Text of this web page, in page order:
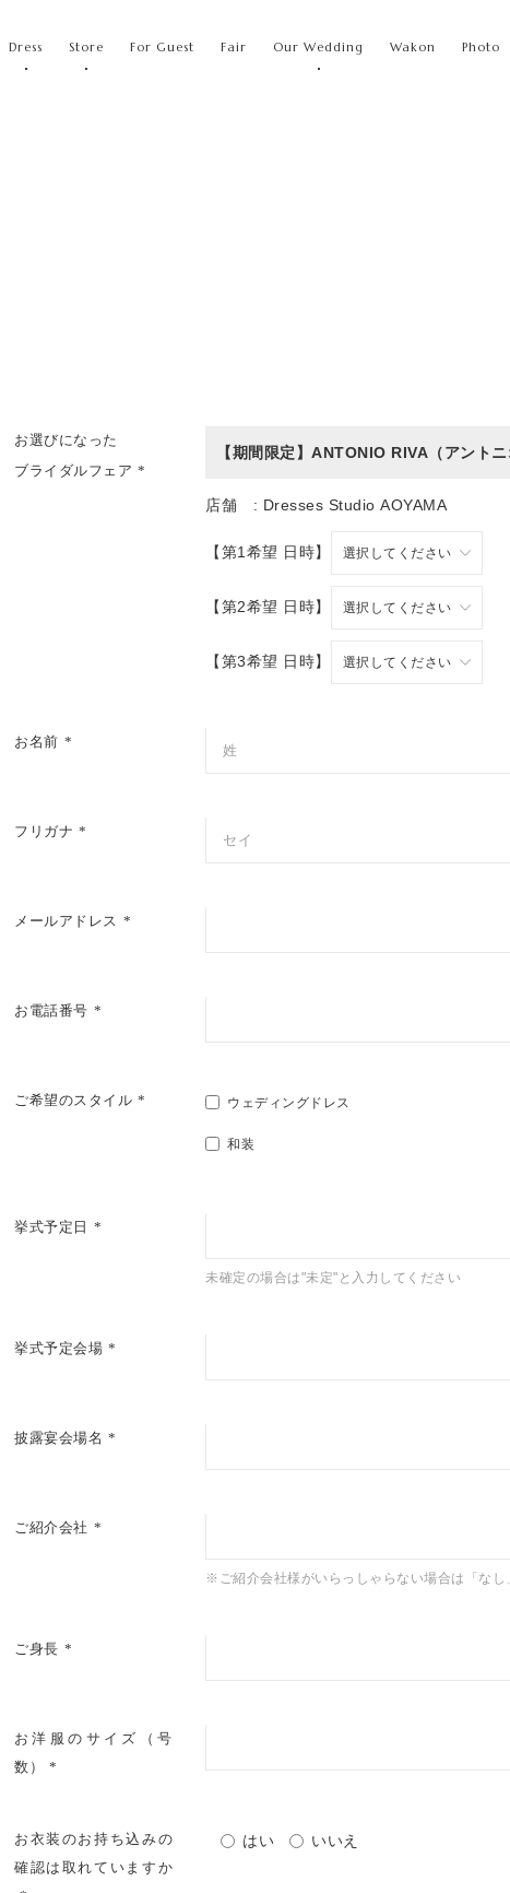
Dress Store For Guest Fair Our Wedding Wakon Photo
お選びになった
ブライダルフェア
店舗 :
【第1希望 日時】
【第2希望 日時】
【第3希望 日時】
お名前
フリガナ
メールアドレス
お電話番号
ご希望のスタイル ウェディングドレス
和装
挙式予定日
未確定の場合は"未定"と入力してください
挙式予定会場
披露宴会場名
ご紹介会社
※ご紹介会社様がいらっしゃらない場合は「なし
ご身長
お洋服のサイズ（号
数）
お衣装のお持ち込みの
確認は取れていますか
はい いいえ